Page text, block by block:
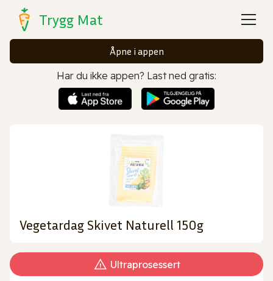
Trygg Mat
Åpne i appen
Har du ikke appen? Last ned gratis:
Vegetardag Skivet Naturell 150g
Ultraprosessert